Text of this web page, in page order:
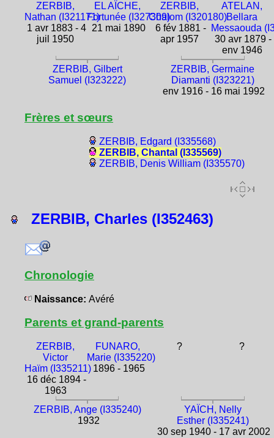
ZERBIB,
Nathan (I321171)
1 avr 1883 - 4
juil 1950
EL AÏCHE,
Fortunée (I327309)
21 mai 1890
ZERBIB,
Chalom (I320180)
6 fév 1881 -
apr 1957
ATELAN,
Bellara
Messaouda
30 avr 1879 -
env 1946
ZERBIB, Gilbert
Samuel (I323222)
ZERBIB, Germaine
Diamanti (I323221)
env 1916 - 16 mai 1992
Frères et sœurs
ZERBIB, Edgard (I335568)
ZERBIB, Chantal (I335569)
ZERBIB, Denis William (I335570)
ZERBIB, Charles (I352463)
Chronologie
Naissance: Avéré
Parents et grand-parents
ZERBIB,
Victor
Haïm (I335211)
16 déc 1894 -
1963
FUNARO,
Marie (I335220)
1896 - 1965
? ?
ZERBIB, Ange (I335240)
1932
YAÏCH, Nelly
Esther (I335241)
30 sep 1940 - 17 avr 2002